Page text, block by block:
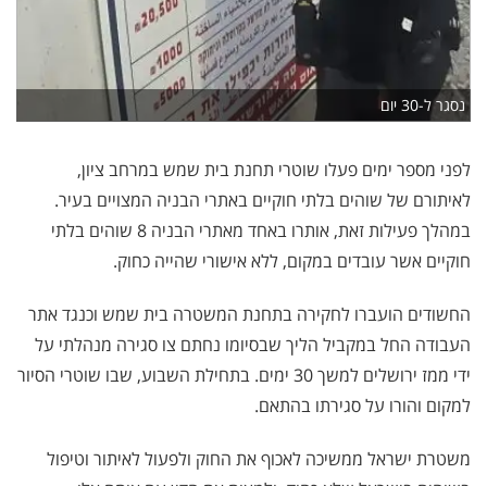
נסגר ל-30 יום
לפני מספר ימים פעלו שוטרי תחנת בית שמש במרחב ציון,
לאיתורם של שוהים בלתי חוקיים באתרי הבניה המצויים בעיר.
במהלך פעילות זאת, אותרו באחד מאתרי הבניה 8 שוהים בלתי
חוקיים אשר עובדים במקום, ללא אישורי שהייה כחוק.
החשודים הועברו לחקירה בתחנת המשטרה בית שמש וכנגד אתר
העבודה החל במקביל הליך שבסיומו נחתם צו סגירה מנהלתי על
ידי ממז ירושלים למשך 30 ימים. בתחילת השבוע, שבו שוטרי הסיור
למקום והורו על סגירתו בהתאם.
משטרת ישראל ממשיכה לאכוף את החוק ולפעול לאיתור וטיפול